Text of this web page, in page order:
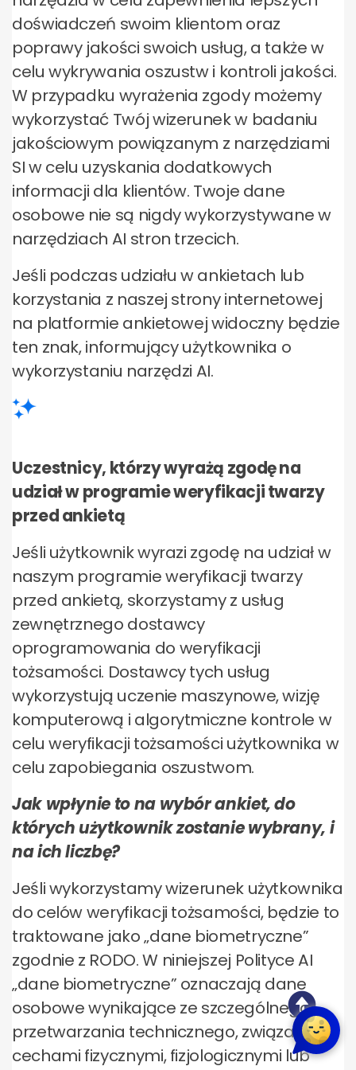
doświadczeń swoim klientom oraz
poprawy jakości swoich usług, a także w
celu wykrywania oszustw i kontroli jakości.
W przypadku wyrażenia zgody możemy
wykorzystać Twój wizerunek w badaniu
jakościowym powiązanym z narzędziami
SI w celu uzyskania dodatkowych
informacji dla klientów. Twoje dane
osobowe nie są nigdy wykorzystywane w
narzędziach AI stron trzecich.
Jeśli podczas udziału w ankietach lub
korzystania z naszej strony internetowej
na platformie ankietowej widoczny będzie
ten znak, informujący użytkownika o
wykorzystaniu narzędzi AI.
Uczestnicy, którzy wyrażą zgodę na
udział w programie weryfikacji twarzy
przed ankietą
Jeśli użytkownik wyrazi zgodę na udział w
naszym programie weryfikacji twarzy
przed ankietą, skorzystamy z usług
zewnętrznego dostawcy
oprogramowania do weryfikacji
tożsamości. Dostawcy tych usług
wykorzystują uczenie maszynowe, wizję
komputerową i algorytmiczne kontrole w
celu weryfikacji tożsamości użytkownika w
celu zapobiegania oszustwom.
Jak wpłynie to na wybór ankiet, do
których użytkownik zostanie wybrany, i
na ich liczbę?
Jeśli wykorzystamy wizerunek użytkownika
do celów weryfikacji tożsamości, będzie to
traktowane jako „dane biometryczne”
zgodnie z RODO. W niniejszej Polityce AI
„dane biometryczne” oznaczają dane
osobowe wynikające ze szczególnego
przetwarzania technicznego, związane z
cechami fizycznymi, fizjologicznymi lub